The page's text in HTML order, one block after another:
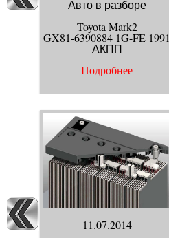
Авто в разборе
Toyota Mark2
GX81-6390884 1G-FE 1991
АКПП
Подробнее
11.07.2014